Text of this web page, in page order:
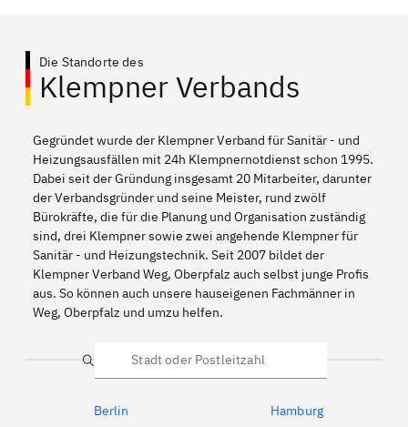
Die Standorte des
Klempner Verbands
Gegründet wurde der Klempner Verband für Sanitär - und
Heizungsausfällen mit 24h Klempnernotdienst schon 1995.
Dabei seit der Gründung insgesamt 20 Mitarbeiter, darunter
der Verbandsgründer und seine Meister, rund zwölf
Bürokräfte, die für die Planung und Organisation zuständig
sind, drei Klempner sowie zwei angehende Klempner für
Sanitär - und Heizungstechnik. Seit 2007 bildet der
Klempner Verband Weg, Oberpfalz auch selbst junge Profis
aus. So können auch unsere hauseigenen Fachmänner in
Weg, Oberpfalz und umzu helfen.
Suche
Berlin Hamburg